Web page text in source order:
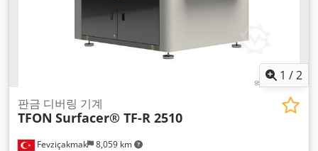
1 /2
Fevziçakmak 8,059 km
판금 디버링 기계
TFON Surfacer® TF-R 2510